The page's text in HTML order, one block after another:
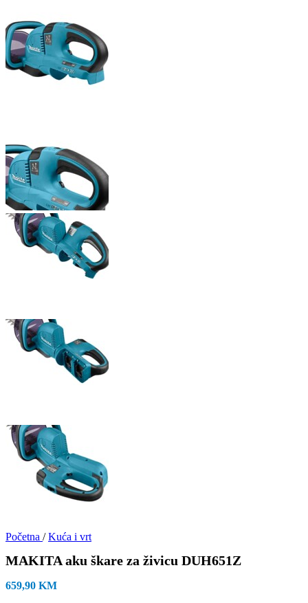
Početna / Kuća i vrt
MAKITA aku škare za živicu DUH651Z
659,90 KM